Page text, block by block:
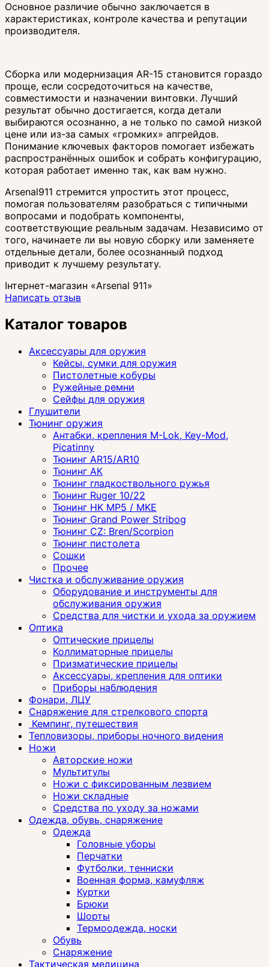
Основное различие обычно заключается в
характеристиках, контроле качества и репутации
производителя.
Сборка или модернизация AR-15 становится гораздо
проще, если сосредоточиться на качестве,
совместимости и назначении винтовки. Лучший
результат обычно достигается, когда детали
выбираются осознанно, а не только по самой низкой
цене или из-за самых «громких» апгрейдов.
Понимание ключевых факторов помогает избежать
распространённых ошибок и собрать конфигурацию,
которая работает именно так, как вам нужно.
Arsenal911 стремится упростить этот процесс,
помогая пользователям разобраться с типичными
вопросами и подобрать компоненты,
соответствующие реальным задачам. Независимо от
того, начинаете ли вы новую сборку или заменяете
отдельные детали, более осознанный подход
приводит к лучшему результату.
Інтернет-магазин «Arsenal 911»
Написать отзыв
Каталог товаров
Аксессуары для оружия
Кейсы, сумки для оружия
Пистолетные кобуры
Ружейные ремни
Сейфы для оружия
Глушители
Тюнинг оружия
Антабки, крепления M-Lok, Key-Mod,
Picatinny
Тюнинг AR15/AR10
Тюнинг АК
Тюнинг гладкоствольного ружья
Тюнинг Ruger 10/22
Тюнинг HK MP5 / MKE
Тюнинг Grand Power Stribog
Тюнинг CZ: Bren/Scorpion
Тюнинг пистолета
Сошки
Прочее
Чистка и обслуживание оружия
Оборудование и инструменты для
обслуживания оружия
Средства для чистки и ухода за оружием
Оптика
Оптические прицелы
Коллиматорные прицелы
Призматические прицелы
Аксессуары, крепления для оптики
Приборы наблюдения
Фонари, ЛЦУ
Снаряжение для стрелкового спорта
Кемпинг, путешествия
Тепловизоры, приборы ночного видения
Ножи
Авторские ножи
Мультитулы
Ножи с фиксированным лезвием
Ножи складные
Средства по уходу за ножами
Одежда, обувь, снаряжение
Одежда
Головные уборы
Перчатки
Футболки, тенниски
Военная форма, камуфляж
Куртки
Брюки
Шорты
Термоодежда, носки
Обувь
Снаряжение
Тактическая медицина